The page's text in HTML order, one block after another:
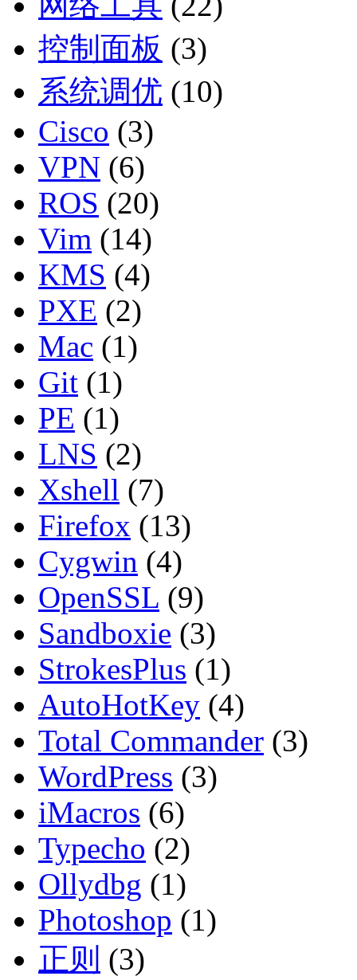
控制面板 (3)
系统调优 (10)
Cisco (3)
VPN (6)
ROS (20)
Vim (14)
KMS (4)
PXE (2)
Mac (1)
Git (1)
PE (1)
LNS (2)
Xshell (7)
Firefox (13)
Cygwin (4)
OpenSSL (9)
Sandboxie (3)
StrokesPlus (1)
AutoHotKey (4)
Total Commander (3)
WordPress (3)
iMacros (6)
Typecho (2)
Ollydbg (1)
Photoshop (1)
正则 (3)